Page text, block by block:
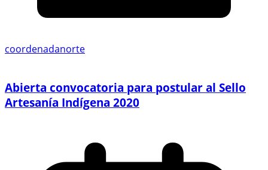
coordenadanorte
Abierta convocatoria para postular al Sello
Artesanía Indígena 2020